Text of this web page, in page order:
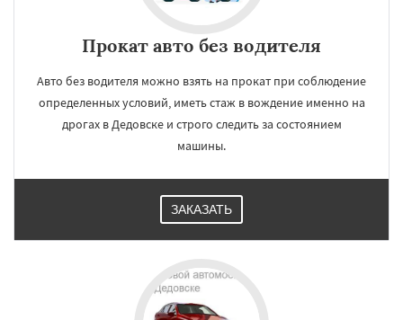
Прокат авто без водителя
Авто без водителя можно взять на прокат при соблюдение
определенных условий, иметь стаж в вождение именно на
дрогах в Дедовске и строго следить за состоянием
машины.
ЗАКАЗАТЬ